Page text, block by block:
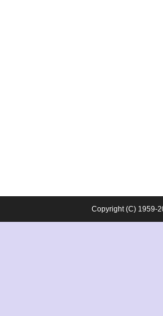
Copyright (C) 1959-